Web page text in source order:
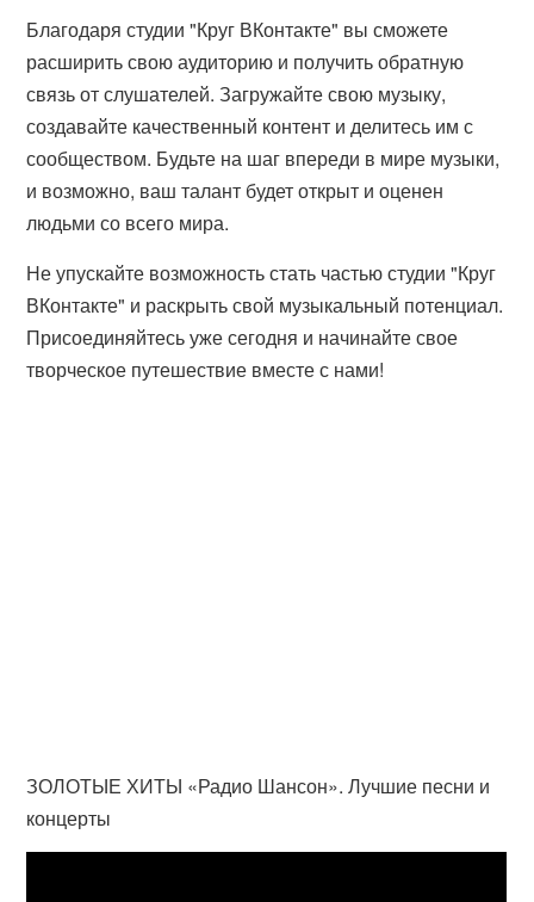
Благодаря студии "Круг ВКонтакте" вы сможете
расширить свою аудиторию и получить обратную
связь от слушателей. Загружайте свою музыку,
создавайте качественный контент и делитесь им с
сообществом. Будьте на шаг впереди в мире музыки,
и возможно, ваш талант будет открыт и оценен
людьми со всего мира.
Не упускайте возможность стать частью студии "Круг
ВКонтакте" и раскрыть свой музыкальный потенциал.
Присоединяйтесь уже сегодня и начинайте свое
творческое путешествие вместе с нами!
ЗОЛОТЫЕ ХИТЫ «Радио Шансон». Лучшие песни и
концерты